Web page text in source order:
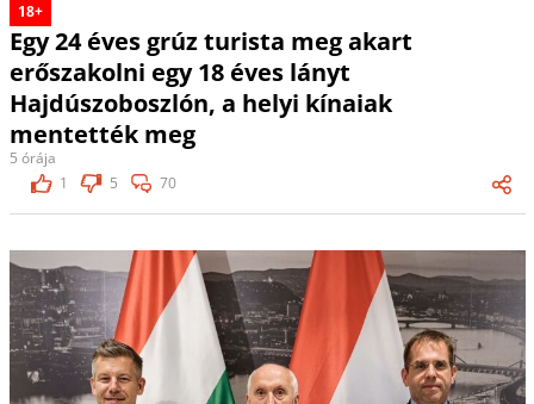
18+
Egy 24 éves grúz turista meg akart
erőszakolni egy 18 éves lányt
Hajdúszoboszlón, a helyi kínaiak
mentették meg
5 órája
1
5 70